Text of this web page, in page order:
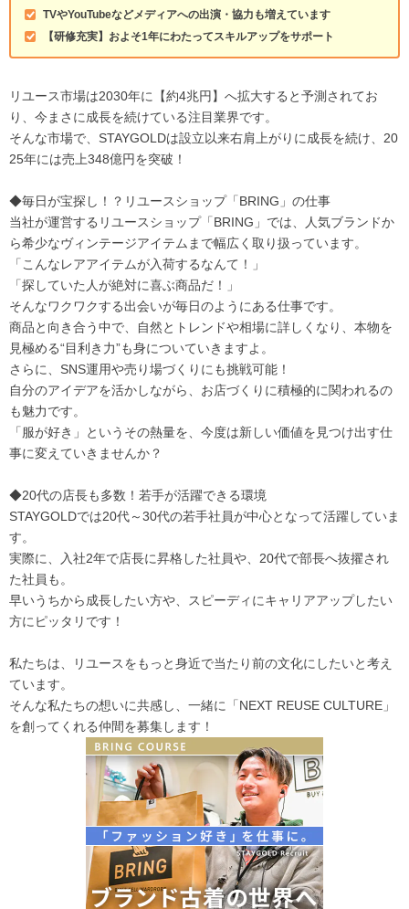
TVやYouTubeなどメディアへの出演・協力も増えています
【研修充実】およそ1年にわたってスキルアップをサポート
リユース市場は2030年に【約4兆円】へ拡大すると予測されてお
り、今まさに成長を続けている注目業界です。
そんな市場で、STAYGOLDは設立以来右肩上がりに成長を続け、20
25年には売上348億円を突破！
◆毎日が宝探し！？リユースショップ「BRING」の仕事
当社が運営するリユースショップ「BRING」では、人気ブランドか
ら希少なヴィンテージアイテムまで幅広く取り扱っています。
「こんなレアアイテムが入荷するなんて！」
「探していた人が絶対に喜ぶ商品だ！」
そんなワクワクする出会いが毎日のようにある仕事です。
商品と向き合う中で、自然とトレンドや相場に詳しくなり、本物を
見極める“目利き力”も身についていきますよ。
さらに、SNS運用や売り場づくりにも挑戦可能！
自分のアイデアを活かしながら、お店づくりに積極的に関われるの
も魅力です。
「服が好き」というその熱量を、今度は新しい価値を見つけ出す仕
事に変えていきませんか？
◆20代の店長も多数！若手が活躍できる環境
STAYGOLDでは20代～30代の若手社員が中心となって活躍していま
す。
実際に、入社2年で店長に昇格した社員や、20代で部長へ抜擢され
た社員も。
早いうちから成長したい方や、スピーディにキャリアアップしたい
方にピッタリです！
私たちは、リユースをもっと身近で当たり前の文化にしたいと考え
ています。
そんな私たちの想いに共感し、一緒に「NEXT REUSE CULTURE」
を創ってくれる仲間を募集します！